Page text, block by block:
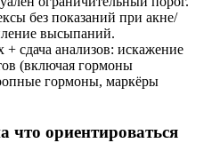
без показаний при акне/
высыпаний.
сдача анализов: искажение
(включая гормоны
гормоны, маркёры
что ориентироваться